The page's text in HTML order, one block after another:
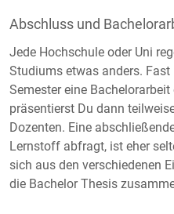
Abschluss und
Jede Hochschule oder Uni
Studiums etwas anders.
Semester eine
präsentierst Du dann
Dozenten. Eine
Lernstoff abfragt, ist eher
sich aus den verschiedenen
die Bachelor Thesis